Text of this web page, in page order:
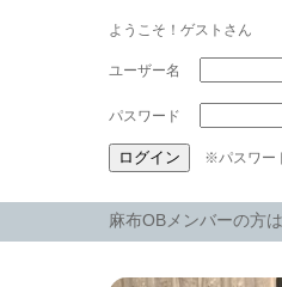
ようこそ！ゲストさん
パスワード
※パスワー
麻布OBメンバーの方